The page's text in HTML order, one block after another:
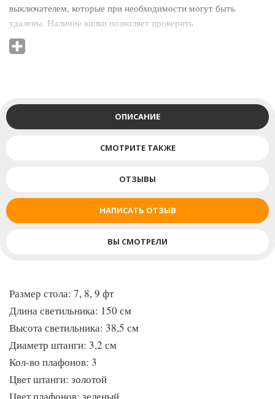
выключателем, которые при необходимости могут быть
удалены. Наличие вилки позволяет проверить
работоспособность светильника при покупке. Вилка также
может использоваться для постоянной работы. Длина каждой
крепежа светильника к потолку. Штанга и плафоны
поставляются в отдельных упаковках.
ОПИСАНИЕ
СМОТРИТЕ ТАКЖЕ
ОТЗЫВЫ
НАПИСАТЬ ОТЗЫВ
ВЫ СМОТРЕЛИ
Размер стола: 7, 8, 9 фт
Длина светильника: 150 см
Высота светильника: 38,5 см
Диаметр штанги: 3,2 см
Кол-во плафонов: 3
Цвет штанги: золотой